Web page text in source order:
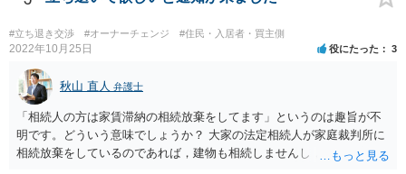
#立ち退き交渉 #オーナーチェンジ #住民・入居者・買主側
2022年10月25日 役にたった 3
秋山 直人 弁護士
「相続人の方は家賃滞納の相続放棄をしてます」というのは趣旨が不
明です。どういう意味でしょうか？ 大家の法定相続人が家庭裁判所に
相続放棄をしているのであれば，建物も相続しませんし，相続放棄を